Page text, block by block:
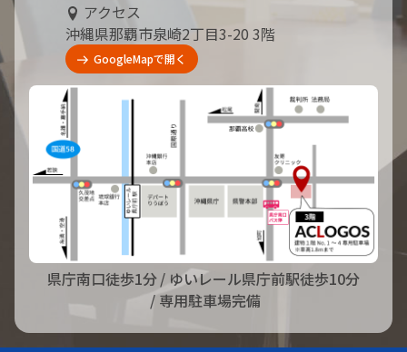
アクセス
沖縄県那覇市泉崎2丁目3-20 3階
GoogleMapで開く
県庁南口徒歩1分/ ゆいレール県庁前駅徒歩10分
/ 専用駐車場完備